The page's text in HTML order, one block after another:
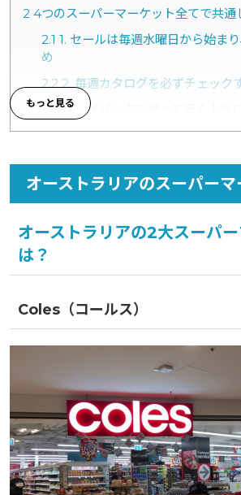
2 4つのスーパーマーケット全てで共通
2.1 1. セールは毎週水曜日から始ま
め
2.22. 毎週カタログを必ずチェック
2.33. マイバックを持って行くように
2.4４. 値引きシールを見逃すな！
1. 自社ブランドが狙い目！
2. ポイントカードを作ってお得
4何をどこで買えばいいの？
4.2私が普段Colesで買うもの
4.3WoolworthとIGAに関して
【物価高騰？】シドニーのスーパー
介
オーストラリアのスーパーマ
オーストラリアの2大スーパ
は？
Coles（コールス）